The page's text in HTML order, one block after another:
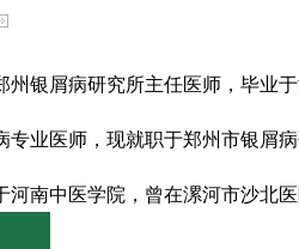
州银屑病研究所主任医师，毕业
专业医师，现就职于郑州市银屑
河南中医学院，曾在漯河市沙北